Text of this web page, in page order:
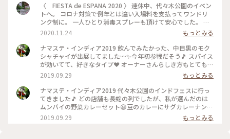
〈 FIESTA de ESPANA 2020 〉 連休中、代々木公園のイベン
トへ。 コロナ対策で例年とは違い入場料を支払ってワンドリ
ンク制に。 一人ひとり消毒スプレーも頂けて安心でした。 バ
スクチーズケーキがしっとりしてビックリする程美味しかっ
た〜♡ #代々木公園 #スペイン料理
2020.11.24
もっとみる
ナマステ・インディア2019 飲んでみたかった、中目黒のモク
シャチャイが出展してました〰️✨今年初参戦だそう🎵 スパイス
が効いてて、好きなタイプ❤️ オーナーさんらしき方もとても素
敵でした💕 #代々木公園#ナマステインディア#チャイ#カレー
に合う！
2019.09.29
もっとみる
ナマステ・インディア2019 代々木公園のインドフェスに行っ
てきました🎵 どの店舗も長蛇の列でしたが、私が選んだのは
ムンバイの野菜カレーセット😆豆のカレーにサグカレーナンの
下で見えませんがサモサが！ボリュームたっぷりてす。そして
大きさ伝わりにくいですが山賊が食べる風のタンドリーチキ
2019.09.29 もっとみる